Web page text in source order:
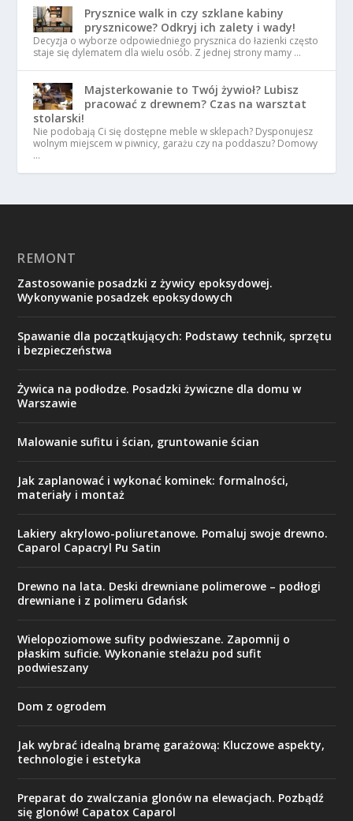
Prysznice walk in czy szklane kabiny
prysznicowe? Odkryj ich zalety i wady!
Decyzja o wyborze odpowiedniego prysznica do łazienki często
staje się dylematem dla wielu osób. Z jednej strony mamy …
Majsterkowanie to Twój żywioł? Lubisz
pracować z drewnem? Czas na warsztat
stolarski!
Nie podobają Ci się dostępne meble w sklepach? Dysponujesz
wolnym miejscem w piwnicy, garażu czy na poddaszu? Domowy
…
REMONT
Zastosowanie posadzki z żywicy epoksydowej.
Wykonywanie posadzek epoksydowych
Spawanie dla początkujących: Podstawy technik, sprzętu
i bezpieczeństwa
Żywica na podłodze. Posadzki żywiczne dla domu w
Warszawie
Malowanie sufitu i ścian, gruntowanie ścian
Jak zaplanować i wykonać kominek: formalności,
materiały i montaż
Lakiery akrylowo-poliuretanowe. Pomaluj swoje drewno.
Caparol Capacryl Pu Satin
Drewno na lata. Deski drewniane polimerowe – podłogi
drewniane i z polimeru Gdańsk
Wielopoziomowe sufity podwieszane. Zapomnij o
płaskim suficie. Wykonanie stelażu pod sufit
podwieszany
Dom z ogrodem
Jak wybrać idealną bramę garażową: Kluczowe aspekty,
technologie i estetyka
Preparat do zwalczania glonów na elewacjach. Pozbądź
się glonów! Capatox Caparol